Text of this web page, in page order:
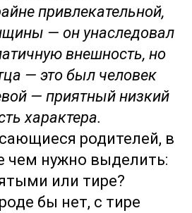
привлекательной,
— он унаследовал
внешность, но
— это был человек
— приятный низкий
характера.
родителей, в
чем нужно выделить:
или тире?
бы нет, с тире